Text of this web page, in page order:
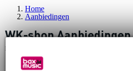
Home
Aanbiedingen
WK-shop Aanbiedingen
Er is